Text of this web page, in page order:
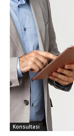
Konsultasi